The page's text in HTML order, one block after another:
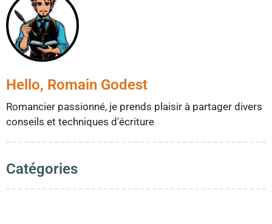
Hello, Romain Godest
Romancier passionné, je prends plaisir à partager divers
conseils et techniques d'écriture
Catégories